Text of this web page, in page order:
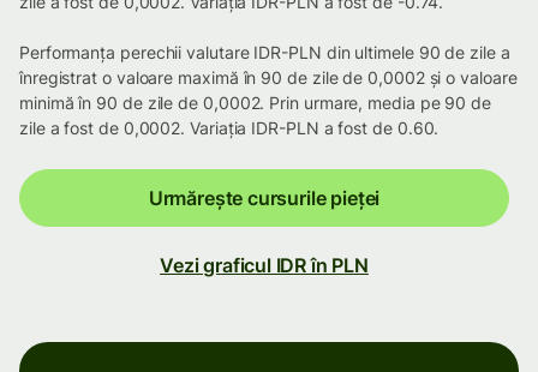
Performanța perechii valutare IDR-PLN din ultimele 90 de zile a
înregistrat o valoare maximă în 90 de zile de 0,0002 și o valoare
minimă în 90 de zile de 0,0002. Prin urmare, media pe 90 de
zile a fost de 0,0002. Variația IDR-PLN a fost de 0.60.
Urmărește cursurile pieței
Vezi graficul IDR în PLN